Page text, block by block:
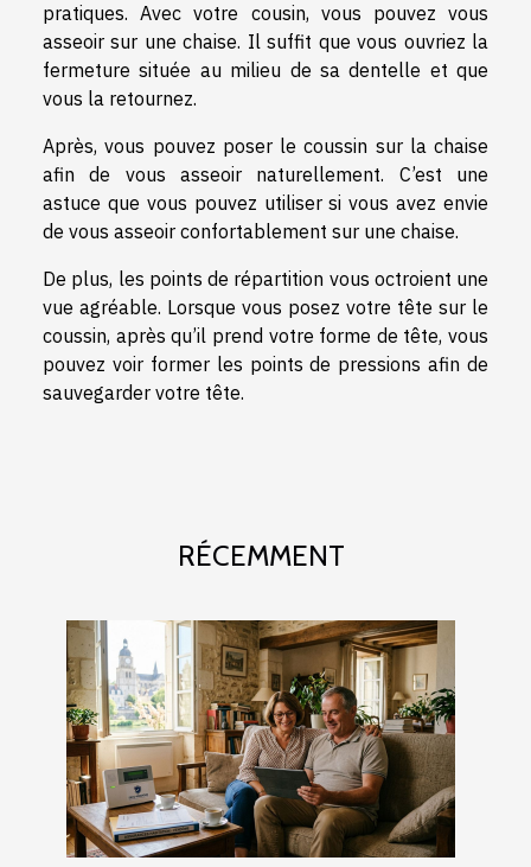
pratiques. Avec votre cousin, vous pouvez vous
asseoir sur une chaise. Il suffit que vous ouvriez la
fermeture située au milieu de sa dentelle et que
vous la retournez.
Après, vous pouvez poser le coussin sur la chaise
afin de vous asseoir naturellement. C’est une
astuce que vous pouvez utiliser si vous avez envie
de vous asseoir confortablement sur une chaise.
De plus, les points de répartition vous octroient une
vue agréable. Lorsque vous posez votre tête sur le
coussin, après qu’il prend votre forme de tête, vous
pouvez voir former les points de pressions afin de
sauvegarder votre tête.
RÉCEMMENT